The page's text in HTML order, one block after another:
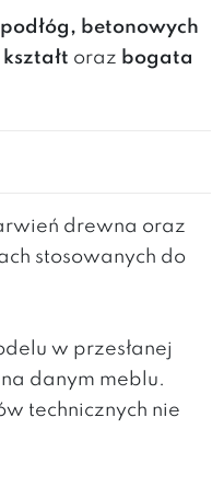
betonowych
oraz bogata
drewna oraz
stosowanych do
w przesłanej
danym meblu.
technicznych nie